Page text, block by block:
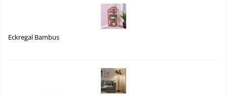
Eckregal Bambus